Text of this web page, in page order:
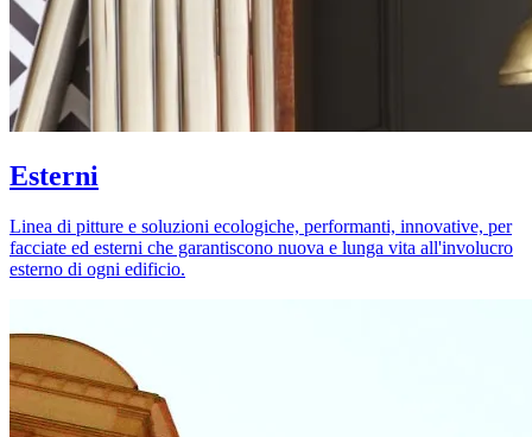
Esterni
Linea di pitture e soluzioni ecologiche, performanti, innovative, per
facciate ed esterni che garantiscono nuova e lunga vita all'involucro
esterno di ogni edificio.